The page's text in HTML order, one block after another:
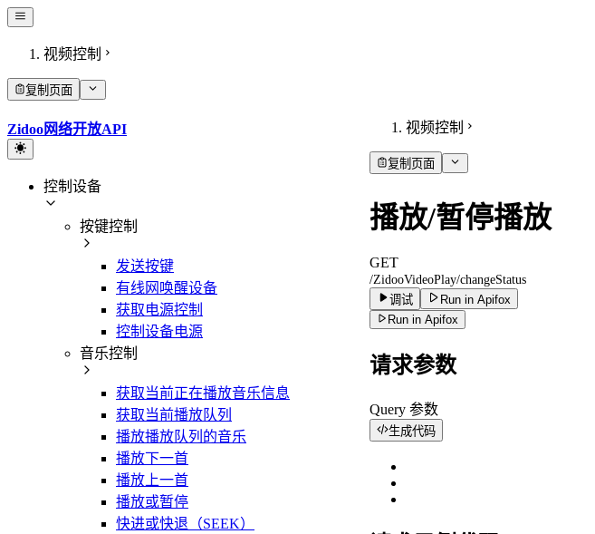
视频控制
复制页面
Zidoo网络开放API
控制设备
按键控制
发送按键
有线网唤醒设备
获取电源控制
控制设备电源
音乐控制
获取当前正在播放音乐信息
获取当前播放队列
播放播放队列的音乐
播放下一首
播放上一首
播放或暂停
快进或快退（SEEK）
视频控制
复制页面
播放/暂停播放
GET
/ZidooVideoPlay/changeStatus
调试
Run in Apifox
Run in Apifox
请求参数
Query 参数
生成代码